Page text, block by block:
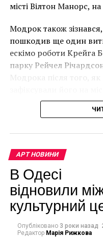
стало
наслідки
будинків.
могли
назад, ми
зробили”.
місті Вілтон Манорс,
Модрок також
пошкодив ще один
ескімо роботи Крейга
парку Рейчел
Модрока після того,
АРТ НОВИНИ
В Одесі
відновили
культурний
Опубліковано 3 роки назад
Редактор Марія Рижкова